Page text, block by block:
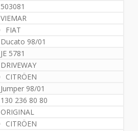
503081
VIEMAR
FIAT
Ducato 98/01
JE 5781
DRIVEWAY
CITRÖEN
Jumper 98/01
130 236 80 80
ORIGINAL
CITRÖEN